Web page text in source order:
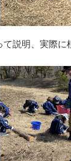
説明、実際に